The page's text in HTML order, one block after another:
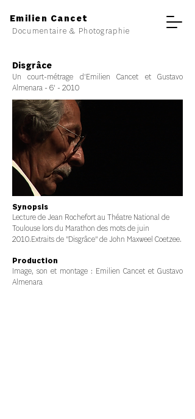
Emilien Cancet
Documentaire & Photographie
Disgrâce
Un court-métrage d'Emilien Cancet et Gustavo
Almenara - 6' - 2010
Synopsis
Lecture de Jean Rochefort au Théatre National de
Toulouse lors du Marathon des mots de juin
2010.Extraits de "Disgrâce" de John Maxweel Coetzee.
Production
Image, son et montage : Emilien Cancet et Gustavo
Almenara